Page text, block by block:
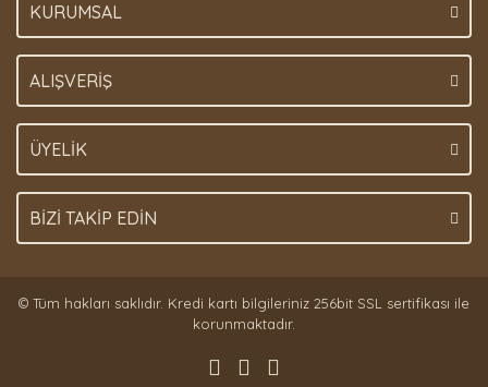
KURUMSAL
ALIŞVERİŞ
ÜYELİK
BİZİ TAKİP EDİN
© Tüm hakları saklıdır. Kredi kartı bilgileriniz 256bit SSL sertifikası ile
korunmaktadır.